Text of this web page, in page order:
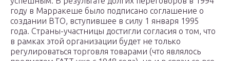
году в Марракеше было подписано соглашение о
создании ВТО, вступившее в силу 1 января 1995
года. Страны-участницы достигли согласия о том, что
в рамках этой организации будет не только
регулироваться торговля товарами (что являлось